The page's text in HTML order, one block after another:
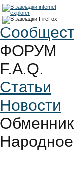
ФОРУМ
F.A.Q.
Статьи
Новости
Обменник